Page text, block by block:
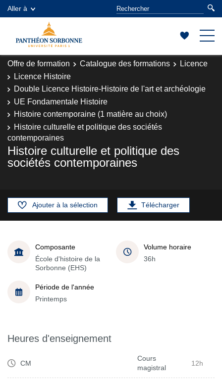
Aller à
Offre de formation Catalogue des formations
Licence
Licence Histoire
Double Licence Histoire-Histoire de l'art et archéologie
UE Fondamentale Histoire
Histoire contemporaine (1 matière au choix)
Histoire culturelle et politique des sociétés
contemporaines
Histoire culturelle et politique des
sociétés contemporaines
Ajouter à la sélection Télécharger
Composante
École d'histoire de la
Sorbonne (EHS)
Volume horaire
36h
Période de l'année
Printemps
Heures d'enseignement
CM
Cours
magistral
12h